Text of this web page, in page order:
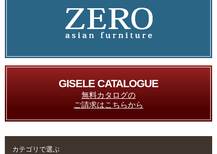
GISELE CATALOGUE
無料カタログの
ご請求はこちらから
カテゴリで選ぶ